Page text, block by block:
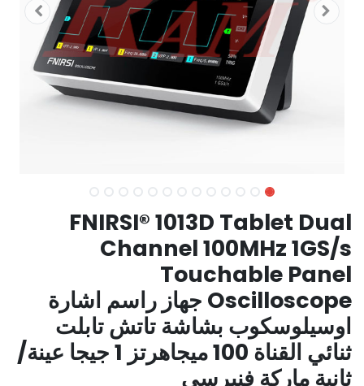
FNIRSI® 1013D Tablet Dual
Channel 100MHz 1GS/s
Touchable Panel
Oscilloscope جهاز راسم اشارة
اوسيلوسكوب بشاشة تاتش تابلت
ثنائي القناة 100 ميجاهرتز 1 جيجا عينة/
ثانية ماركة فنيرسي